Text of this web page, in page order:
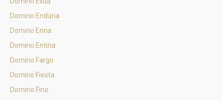
Domino Enduria
Domino Enna
Domino Entina
Domino Fargo
Domino Fiesta
Domino Fino